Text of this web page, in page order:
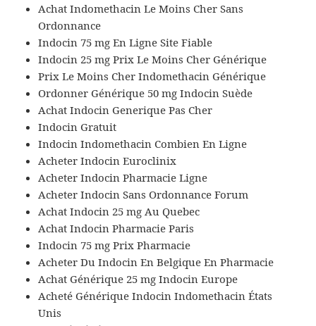
Achat Indomethacin Le Moins Cher Sans
Ordonnance
Indocin 75 mg En Ligne Site Fiable
Indocin 25 mg Prix Le Moins Cher Générique
Prix Le Moins Cher Indomethacin Générique
Ordonner Générique 50 mg Indocin Suède
Achat Indocin Generique Pas Cher
Indocin Gratuit
Indocin Indomethacin Combien En Ligne
Acheter Indocin Euroclinix
Acheter Indocin Pharmacie Ligne
Acheter Indocin Sans Ordonnance Forum
Achat Indocin 25 mg Au Quebec
Achat Indocin Pharmacie Paris
Indocin 75 mg Prix Pharmacie
Acheter Du Indocin En Belgique En Pharmacie
Achat Générique 25 mg Indocin Europe
Acheté Générique Indocin Indomethacin États
Unis